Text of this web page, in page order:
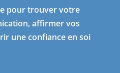
pour trouver votre
affirmer vos
une confiance en soi